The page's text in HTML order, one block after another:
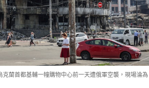
蘭首都基輔一幢購物中心前一天遭俄軍空襲，現場淪為